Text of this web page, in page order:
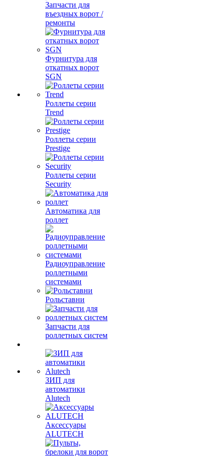
Запчасти для
въездных ворот /
ремонты
Фурнитура для
откатных ворот
SGN
Роллеты серии
Trend
Роллеты серии
Prestige
Роллеты серии
Security
Автоматика для
роллет
Радиоуправление
роллетными
системами
Рольставни
Запчасти для
роллетных систем
ЗИП для
автоматики
Alutech
Аксессуары
ALUTECH